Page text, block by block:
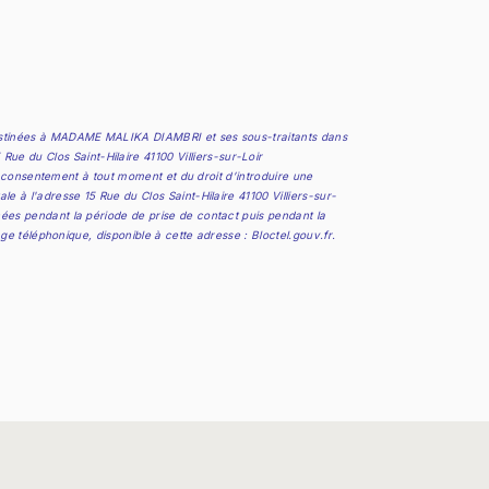
à MADAME MALIKA DIAMBRI et ses sous-traitants dans
du Clos Saint-Hilaire 41100 Villiers-sur-Loir
à tout moment et du droit d’introduire une
à l'adresse 15 Rue du Clos Saint-Hilaire 41100 Villiers-sur-
pendant la période de prise de contact puis pendant la
téléphonique, disponible à cette adresse : Bloctel.gouv.fr.